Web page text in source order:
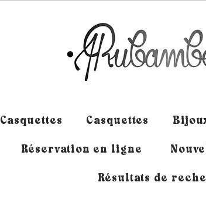
Casquettes Casquettes
Réservation en ligne
Résultats de